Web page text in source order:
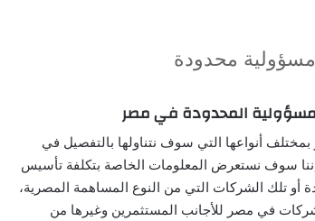
محدودة
المحدودة في مصر
أنواعها التي سوف نتناولها بالتفصيل في
سوف نستعرض المعلومات الخاصة بتكلفة تأسيس
أو تلك الشركات التي من النوع المساهمة المصرية،
في مصر للأجانب المستثمرين وغيرها من